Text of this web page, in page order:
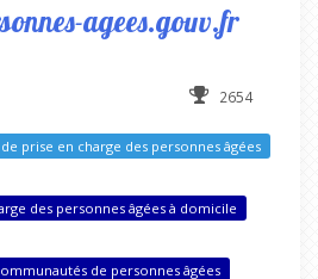
agees.gouv.fr
2654
prise en charge des personnes âgées
des personnes âgées à domicile
de personnes âgées